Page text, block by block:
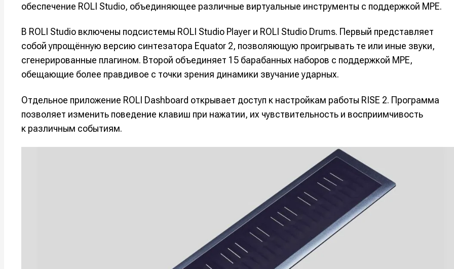
обеспечение ROLI Studio, объединяющее различные виртуальные инструменты с поддержкой MPE.
В ROLI Studio включены подсистемы ROLI Studio Player и ROLI Studio Drums. Первый представляет
собой упрощённую версию синтезатора Equator 2, позволяющую проигрывать те или иные звуки,
сгенерированные плагином. Второй объединяет 15 барабанных наборов с поддержкой MPE,
обещающие более правдивое с точки зрения динамики звучание ударных.
Отдельное приложение ROLI Dashboard открывает доступ к настройкам работы RISE 2. Программа
позволяет изменить поведение клавиш при нажатии, их чувствительность и восприимчивость
к различным событиям.